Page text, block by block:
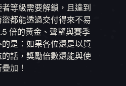
等級需要解鎖，且達到
都能透過交付得來不易
倍的黃金、聲望與賽季
是：如果各位還是以貿
話，獎勵倍數還能與使
加！